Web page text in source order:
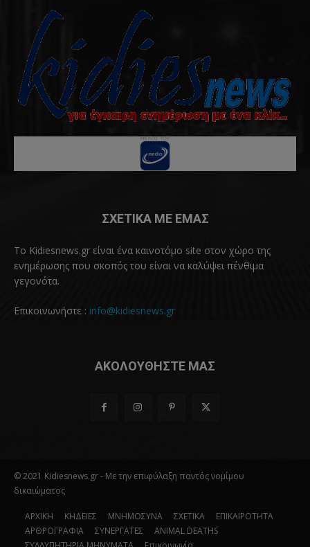
ΣΧΕΤΙΚΑ ΜΕ ΕΜΑΣ
Το Kidiesnews.gr είναι ένα καινοτόμο site στον χώρο της
ενημέρωσης που σκοπός του είναι να καλύψει πένθιμα
γεγονότα.
Επικοινωνήστε : info@kidiesnews.gr
ΑΚΟΛΟΥΘΗΣΤΕ ΜΑΣ
© 2021 Kidiesnews.gr - Με την επιφύλαξη παντός νομίμου
δικαιώματος
ΑΡΧΙΚΗ ΚΗΔΕΙΕΣ ΜΝΗΜΟΣΥΝΑ ΣΧΕΤΙΚΑ
ΕΠΙΚΑΙΡΟΤΗΤΑ
ΑΡΘΡΟΓΡΑΦΙΑ
ΣΥΝΕΡΓΑΤΕΣ
ANIMAL DEATHS